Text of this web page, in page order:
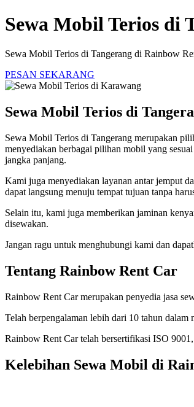
Sewa Mobil Terios di
Sewa Mobil Terios di Tangerang di Rainbow
PESAN SEKARANG
Sewa Mobil Terios di
Sewa Mobil Terios di Tangerang merupakan
menyediakan berbagai pilihan mobil yang
jangka panjang.
Kami juga menyediakan layanan antar jemput
dapat langsung menuju tempat tujuan tanpa
Selain itu, kami juga memberikan jaminan
disewakan.
Jangan ragu untuk menghubungi kami dan
Tentang Rainbow Rent Car
Rainbow Rent Car merupakan penyedia jasa
Telah berpengalaman lebih dari 10 tahun
Rainbow Rent Car telah bersertifikasi ISO
Kelebihan Sewa Mobil di